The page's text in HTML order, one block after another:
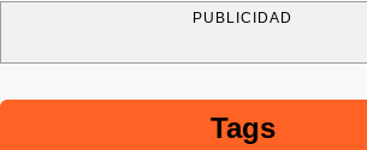
PUBLICIDAD
Tags